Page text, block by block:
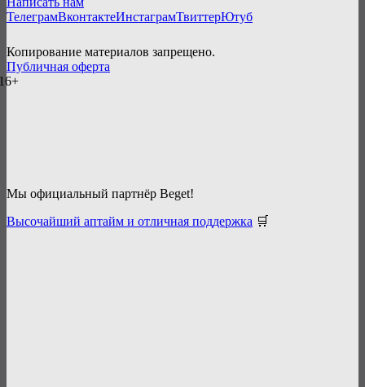
ТелеграмВконтактеИнстаграмТвиттерЮтуб
Копирование материалов запрещено.
Публичная оферта
Мы официальный партнёр Beget!
Высочайший аптайм и отличная поддержка 🛒